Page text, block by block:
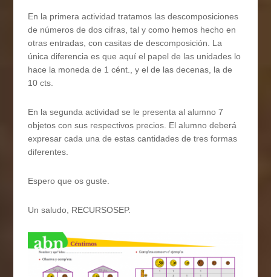
En la primera actividad tratamos las descomposiciones
de números de dos cifras, tal y como hemos hecho en
otras entradas, con casitas de descomposición. La
única diferencia es que aquí el papel de las unidades lo
hace la moneda de 1 cént., y el de las decenas, la de
10 cts.
En la segunda actividad se le presenta al alumno 7
objetos con sus respectivos precios. El alumno deberá
expresar cada una de estas cantidades de tres formas
diferentes.
Espero que os guste.
Un saludo, RECURSOSEP.